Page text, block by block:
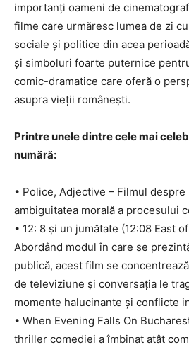
importanți oameni de
filme care urmăresc lumea de zi
sociale și politice din acea
și simboluri foarte puternice
comic-dramatice care oferă o
asupra vieții românești.
Printre unele dintre cele mai
numără:
• Police, Adjective – Filmul
ambiguitatea morală a procesului
• 12: 8 și un jumătate (12:08 East
Abordând modul în care se
publică, acest film se
de televiziune și conversația le
momente halucinante și conflicte
• When Evening Falls On
thriller comediei a îmbinat atât